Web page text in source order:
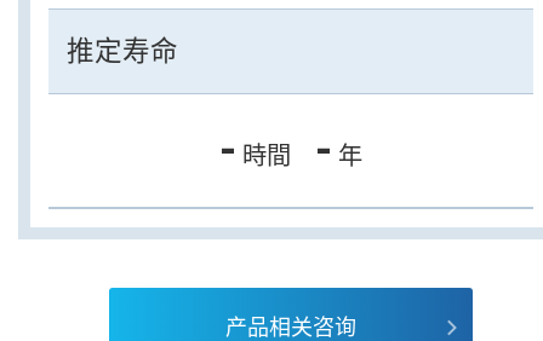
推定寿命
- 時間 - 年
产品相关咨询